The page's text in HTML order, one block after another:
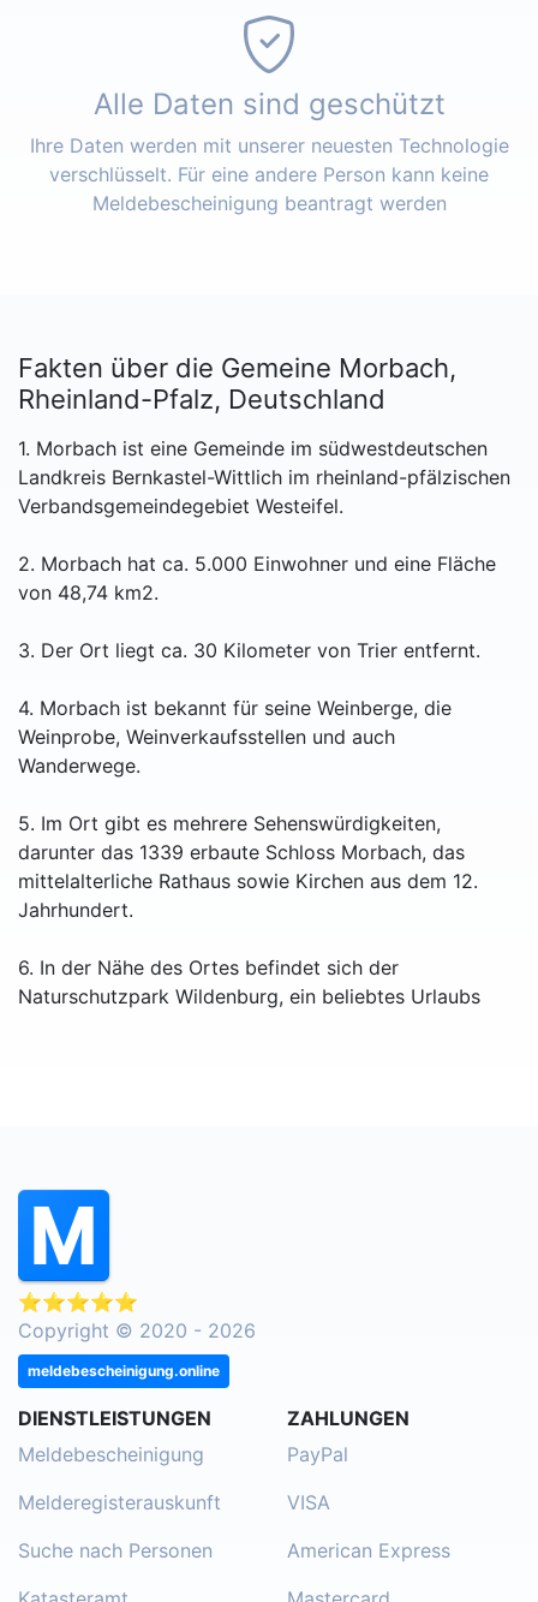
Alle Daten sind geschützt
Ihre Daten werden mit unserer neuesten Technologie
verschlüsselt. Für eine andere Person kann keine
Meldebescheinigung beantragt werden
Fakten über die Gemeine Morbach,
Rheinland-Pfalz, Deutschland
1. Morbach ist eine Gemeinde im südwestdeutschen
Landkreis Bernkastel-Wittlich im rheinland-pfälzischen
Verbandsgemeindegebiet Westeifel.
2. Morbach hat ca. 5.000 Einwohner und eine Fläche
von 48,74 km2.
3. Der Ort liegt ca. 30 Kilometer von Trier entfernt.
4. Morbach ist bekannt für seine Weinberge, die
Weinprobe, Weinverkaufsstellen und auch
Wanderwege.
5. Im Ort gibt es mehrere Sehenswürdigkeiten,
darunter das 1339 erbaute Schloss Morbach, das
mittelalterliche Rathaus sowie Kirchen aus dem 12.
Jahrhundert.
6. In der Nähe des Ortes befindet sich der
Naturschutzpark Wildenburg, ein beliebtes Urlaubs
⭐⭐⭐⭐⭐
Copyright © 2020 - 2026
meldebescheinigung.online
DIENSTLEISTUNGEN
Meldebescheinigung
Melderegisterauskunft
Suche nach Personen
ZAHLUNGEN
PayPal
VISA
American Express